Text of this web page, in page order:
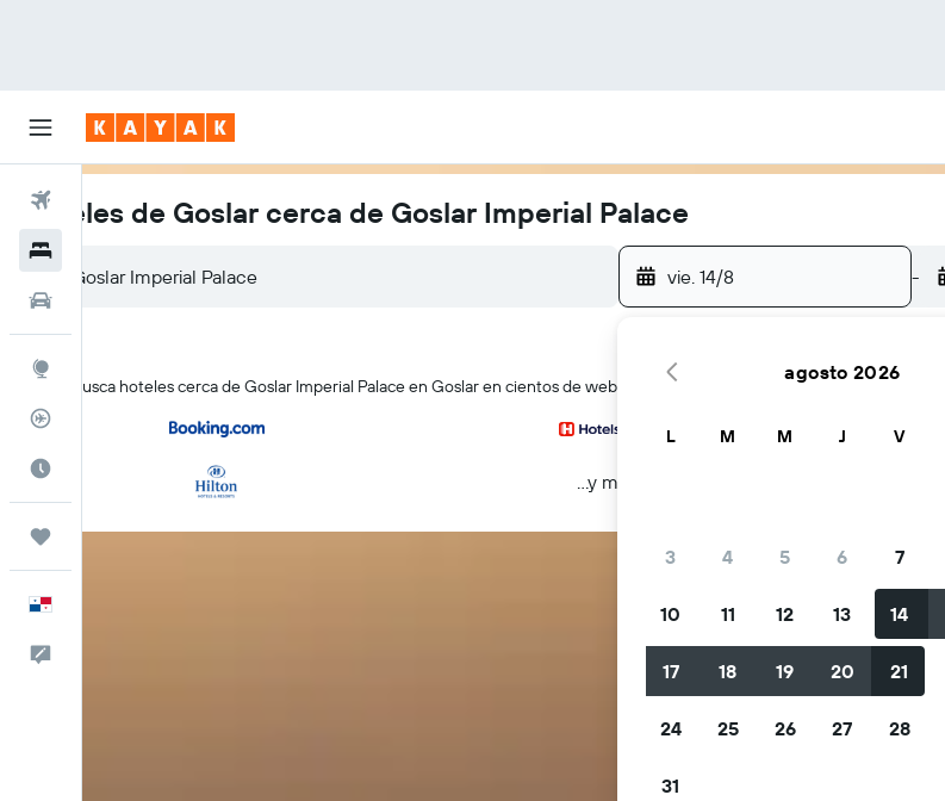
Vuelos
Trips
Hoteles de Goslar cerca de Goslar Imperial Palace
vie. 14/8 -
KAYAK busca hoteles cerca de Goslar Imperial Palace en Goslar en cientos de webs de viajes a la vez
...y más
agosto 2026
L M M J V
3 4 5 6 7
10 11 12 13 14
17 18 19 20 21
24 25 26 27 28
31